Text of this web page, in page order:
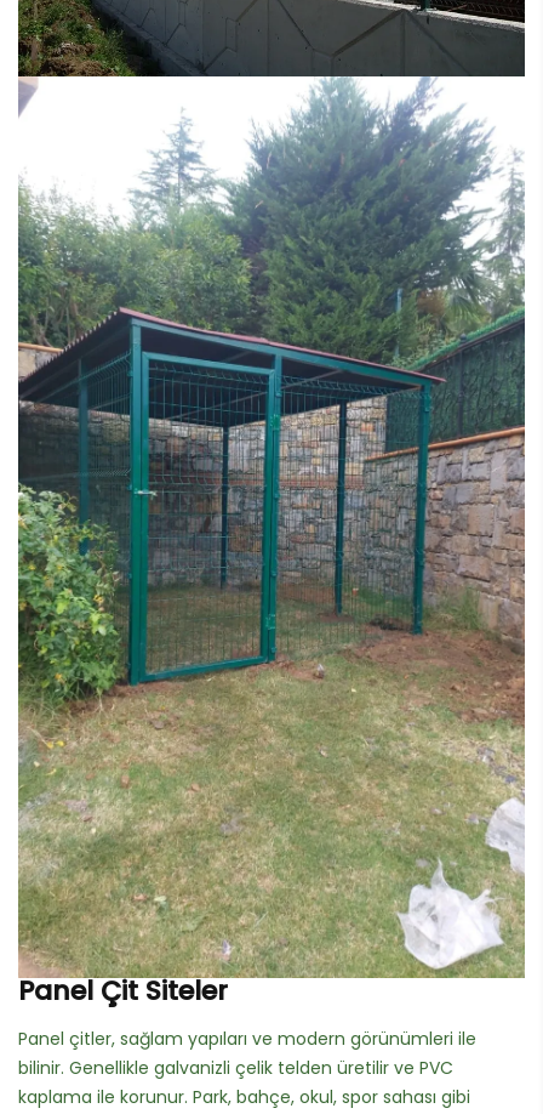
Panel Çit Siteler
Panel çitler, sağlam yapıları ve modern görünümleri ile
bilinir. Genellikle galvanizli çelik telden üretilir ve PVC
kaplama ile korunur. Park, bahçe, okul, spor sahası gibi